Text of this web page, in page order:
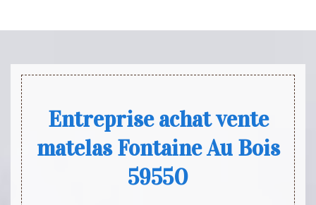
Entreprise achat vente
matelas Fontaine Au Bois
59550